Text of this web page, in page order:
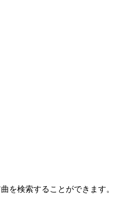
を検索することができます。